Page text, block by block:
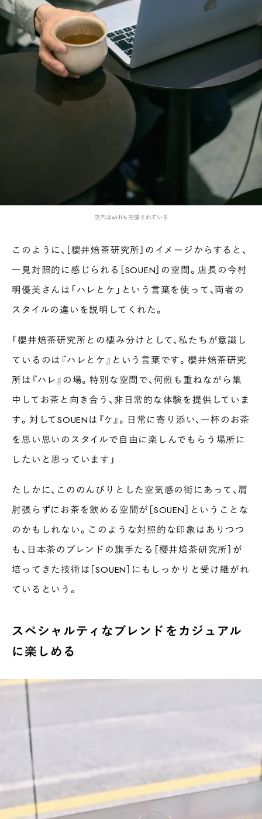
店内はwi-fiも完備されている
このように、［櫻井焙茶研究所］のイメージからすると、
一見対照的に感じられる［SOUEN］の空間。店長の今村
明優美さんは「ハレとケ」という言葉を使って、両者の
スタイルの違いを説明してくれた。
「櫻井焙茶研究所との棲み分けとして、私たちが意識し
ているのは『ハレとケ』という言葉です。櫻井焙茶研究
所は『ハレ』の場。特別な空間で、何煎も重ねながら集
中してお茶と向き合う、非日常的な体験を提供していま
す。対してSOUENは『ケ』。日常に寄り添い、一杯のお茶
を思い思いのスタイルで自由に楽しんでもらう場所に
したいと思っています」
たしかに、こののんびりとした空気感の街にあって、肩
肘張らずにお茶を飲める空間が［SOUEN］ということな
のかもしれない。このような対照的な印象はありつつ
も、日本茶のブレンドの旗手たる［櫻井焙茶研究所］が
培ってきた技術は［SOUEN］にもしっかりと受け継がれ
ているという。
スペシャルティなブレンドをカジュアル
に楽しめる